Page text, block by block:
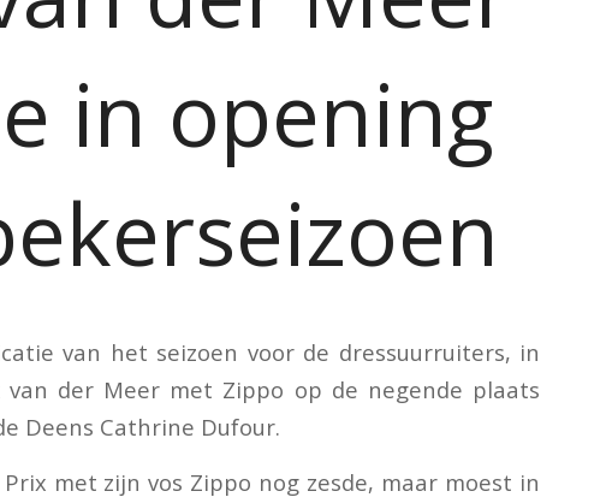
in opening
van het seizoen voor de dressuurruiters, in
der Meer met Zippo op de negende plaats
Deens Cathrine Dufour.
met zijn vos Zippo nog zesde, maar moest in